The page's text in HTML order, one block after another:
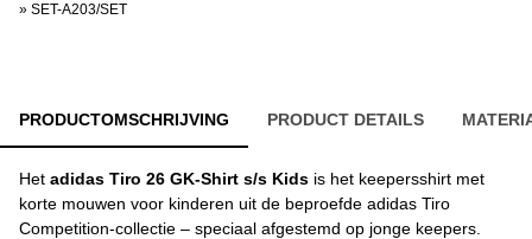
» SET-A203/SET
PRODUCTOMSCHRIJVING PRODUCT DETAILS
Het adidas Tiro 26 GK-Shirt s/s Kids is het keepersshirt met
korte mouwen voor kinderen uit de beproefde adidas Tiro
Competition-collectie – speciaal afgestemd op jonge keepers.